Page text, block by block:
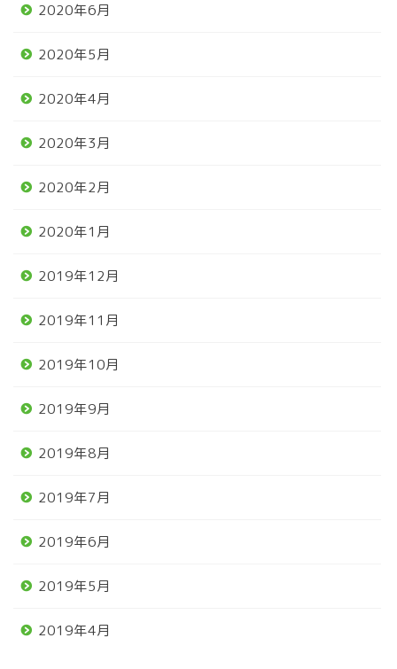
2020年6月
2020年5月
2020年4月
2020年3月
2020年2月
2020年1月
2019年12月
2019年11月
2019年10月
2019年9月
2019年8月
2019年7月
2019年6月
2019年5月
2019年4月